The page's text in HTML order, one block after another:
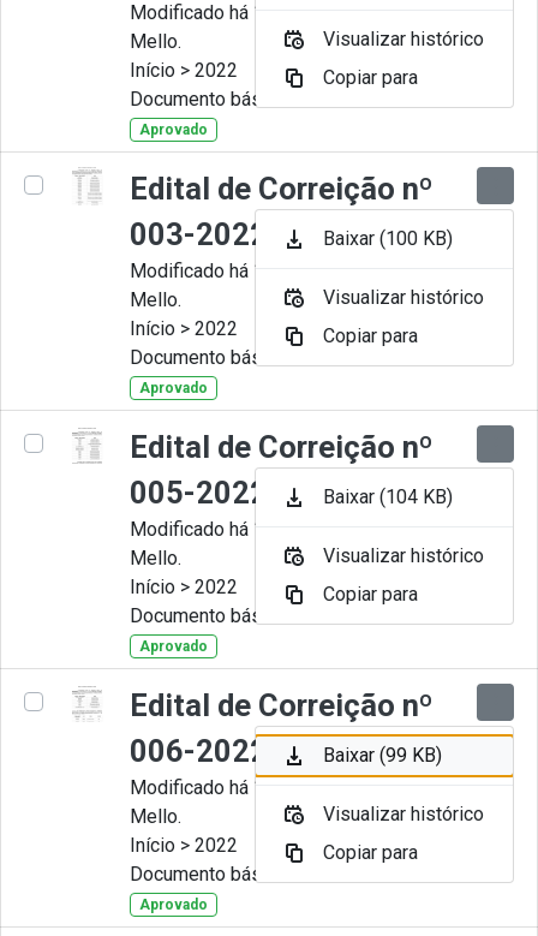
Modificado há 11 Meses por Artur
Mello.
Início > 2022
Documento básico
Aprovado
Edital de Correição nº
003-2022
Modificado há 11 Meses por Artur
Mello.
Início > 2022
Documento básico
Aprovado
Edital de Correição nº
005-2022
Modificado há 11 Meses por Artur
Mello.
Início > 2022
Documento básico
Aprovado
Edital de Correição nº
006-2022
Modificado há 11 Meses por Artur
Mello.
Início > 2022
Documento básico
Aprovado
Visualizar histórico
Copiar para
Baixar (100 KB)
Visualizar histórico
Copiar para
Baixar (104 KB)
Visualizar histórico
Copiar para
Baixar (99 KB)
Visualizar histórico
Copiar para